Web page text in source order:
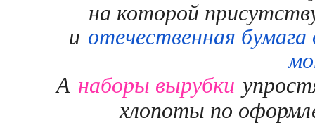
на которой
и отечественная бумага
А наборы вырубки
хлопоты по